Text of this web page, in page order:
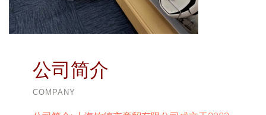
公司简介
COMPANY